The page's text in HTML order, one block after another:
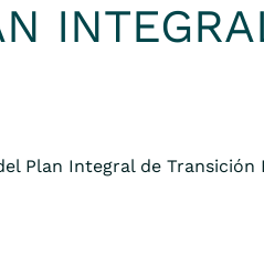
Plan Integral de Transición